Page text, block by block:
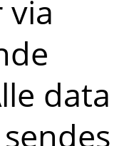
via
data